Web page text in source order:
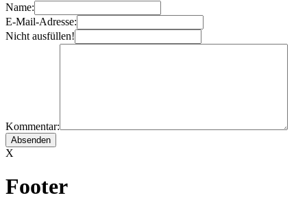
Name:
E-Mail-Adresse:
Nicht ausfüllen!
Kommentar:
X
Footer